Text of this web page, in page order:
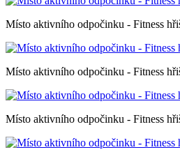
Místo aktivního odpočinku - Fitness
Místo aktivního odpočinku - Fitness
Místo aktivního odpočinku - Fitness